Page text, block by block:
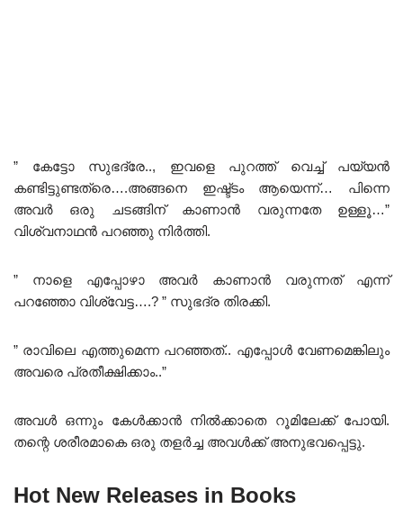
” കേട്ടോ സുഭദ്രേ.., ഇവളെ പുറത്ത് വെച്ച് പയ്യൻ
കണ്ടിട്ടുണ്ടത്രെ….അങ്ങനെ ഇഷ്ട്ടം ആയെന്ന്… പിന്നെ
അവർ ഒരു ചടങ്ങിന് കാണാൻ വരുന്നതേ ഉള്ളൂ…”
വിശ്വനാഥൻ പറഞ്ഞു നിർത്തി.
” നാളെ എപ്പോഴാ അവർ കാണാൻ വരുന്നത് എന്ന്
പറഞ്ഞോ വിശ്വേട്ട….? ” സുഭദ്ര തിരക്കി.
” രാവിലെ എത്തുമെന്ന പറഞ്ഞത്.. എപ്പോൾ വേണമെങ്കിലും
അവരെ പ്രതീക്ഷിക്കാം..”
അവൾ ഒന്നും കേൾക്കാൻ നിൽക്കാതെ റൂമിലേക്ക് പോയി.
തന്റെ ശരീരമാകെ ഒരു തളർച്ച അവൾക്ക് അനുഭവപ്പെട്ടു.
Hot New Releases in Books